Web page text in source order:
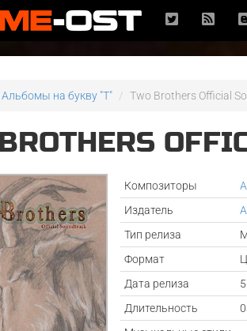
Альбомы на букву "T" Two Brothers Official
Композиторы
Издатель
Тип релиза
Формат
Дата релиза
Длительность